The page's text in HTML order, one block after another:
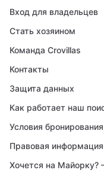
Вход для владельцев
Стать хозяином
Команда Crovillas
Контакты
Защита данных
Как работает наш
Условия бронирования
Правовая информация
Хочется на Майорку?